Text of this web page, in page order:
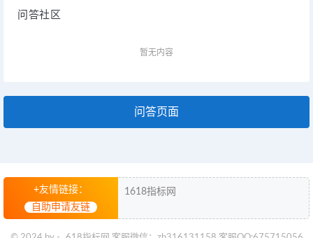
问答社区
暂无内容
问答页面
+友情链接：
自助申请友链
1618指标网